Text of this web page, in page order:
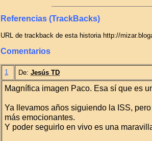
Referencias (TrackBacks)
URL de trackback de esta historia http://
Comentarios
1 De: Jesús TD
Magnífica imagen Paco. Esa sí que es
Ya llevamos años siguiendo la ISS,
más emocionantes.
Y poder seguirlo en vivo es una